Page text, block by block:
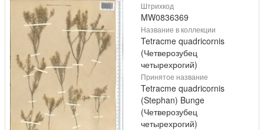
Штрихкод
MW0836369
Название в коллекции
Tetracme quadricornis
(Четверозубец
четырехрогий)
Принятое название
Tetracme quadricornis
(Stephan) Bunge
(Четверозубец
четырехрогий)